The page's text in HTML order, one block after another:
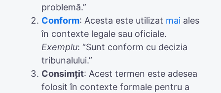
problemă.”
Conform: Acesta este utilizat mai ales
în contexte legale sau oficiale.
Exemplu: “Sunt conform cu decizia
tribunalului.”
Consimțit: Acest termen este adesea
folosit în contexte formale pentru a